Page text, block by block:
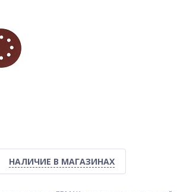
НАЛИЧИЕ В МАГАЗИНАХ